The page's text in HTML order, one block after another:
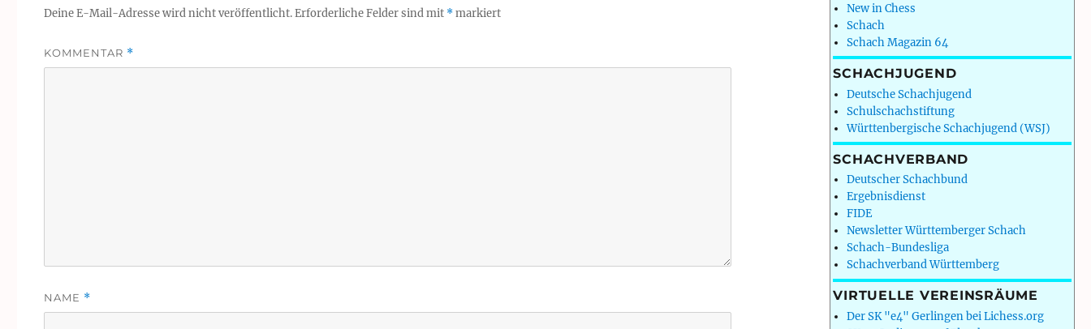
Deine E-Mail-Adresse wird nicht veröffentlicht. Erforderliche Felder sind mit *markiert
KOMMENTAR *
NAME *
New in Chess
Schach
Schach Magazin 64
SCHACHJUGEND
Deutsche Schachjugend
Schulschachstiftung
Württenbergische Schachjugend (WSJ)
SCHACHVERBAND
Deutscher Schachbund
Ergebnisdienst
FIDE
Newsletter Württemberger Schach
Schach-Bundesliga
Schachverband Württemberg
VIRTUELLE VEREINSRÄUME
Der SK "e4" Gerlingen bei Lichess.org